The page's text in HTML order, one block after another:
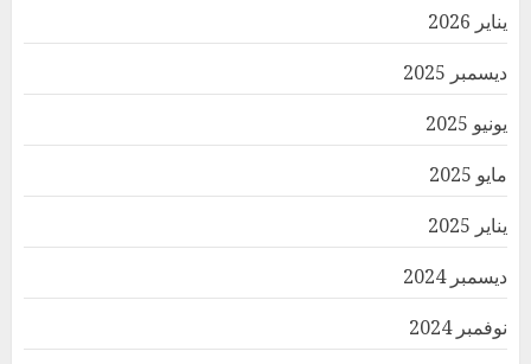
يناير 2026
ديسمبر 2025
يونيو 2025
مايو 2025
يناير 2025
ديسمبر 2024
نوفمبر 2024